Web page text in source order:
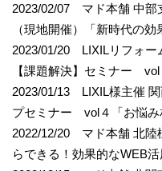
2023/02/07 マド本舗 中
（現地開催）「新時代の効
2023/01/20 LIXILリフォ
【課題解決】セミナー vol
2023/01/13 LIXIL様主催
プセミナー vol４「お悩み
2022/12/20 マド本舗 北
らできる！効果的なWEB活